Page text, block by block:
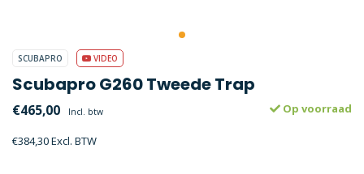
SCUBAPRO VIDEO
Scubapro G260 Tweede Trap
€465,00 Incl. btw
€384,30 Excl. BTW
Op voorraad